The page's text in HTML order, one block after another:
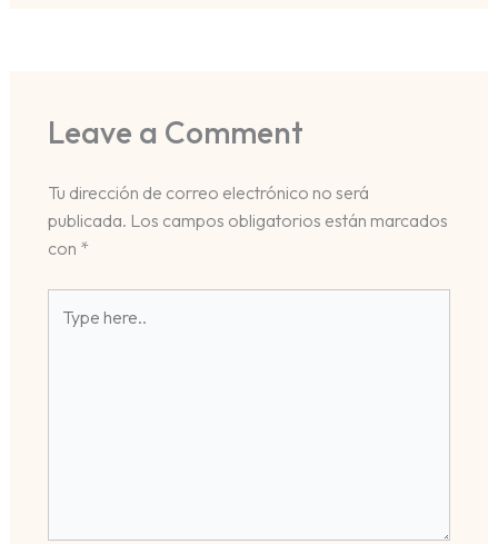
Leave a Comment
Tu dirección de correo electrónico no será
publicada. Los campos obligatorios están marcados
con *
here..